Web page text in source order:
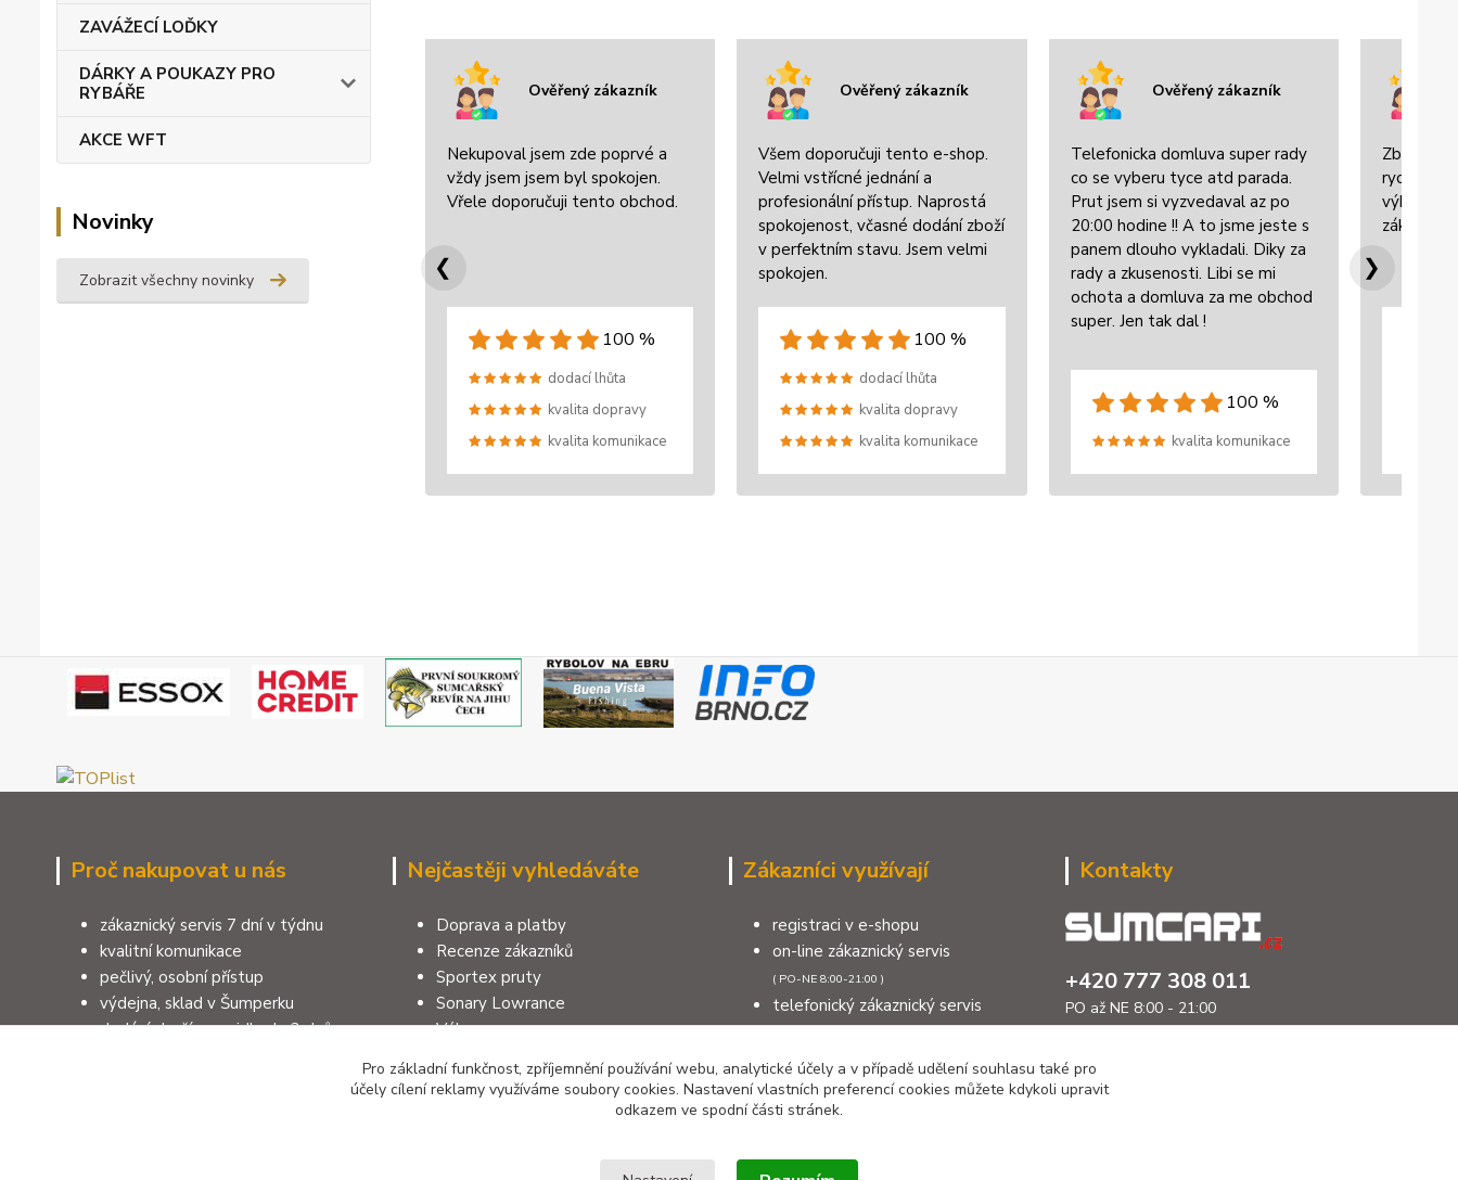
ZAVÁŽECÍ LOĎKY
DÁRKY A POUKAZY PRO
RYBÁŘE
AKCE WFT
Novinky
Zobrazit všechny novinky
Ověřený zákazník
Nekupoval jsem zde poprvé a
vždy jsem jsem byl spokojen.
Vřele doporučuji tento obchod.
100 %
dodací lhůta
kvalita dopravy
kvalita komunikace
Ověřený zákazník
Všem doporučuji tento e-shop.
Velmi vstřícné jednání a
profesionální přístup. Naprostá
spokojenost, včasné dodání zboží
v perfektním stavu. Jsem velmi
spokojen.
100 %
dodací lhůta
kvalita dopravy
kvalita komunikace
Ověřený zákazník
Telefonicka domluva super rady
co se vyberu tyce atd parada.
Prut jsem si vyzvedaval az po
20:00 hodine !! A to jsme jeste s
panem dlouho vykladali. Diky za
rady a zkusenosti. Libi se mi
ochota a domluva za me obchod
super. Jen tak dal !
100 %
kvalita komunikace
Zboží
rychle
výbornou
❮ ❯
Proč nakupovat u nás
zákaznický servis 7 dní v týdnu
kvalitní komunikace
pečlivý, osobní přístup
výdejna, sklad v Šumperku
dodání zboží zpravidla do 3 dnů
Nejčastěji vyhledáváte
Doprava a platby
Recenze zákazníků
Sportex pruty
Sonary Lowrance
Výbava na sumce
Jak vyměnit nebo reklamovat zboží
Zákazníci využívají
registraci v e-shopu
on-line zákaznický servis
( PO-NE 8:00-21:00 )
telefonický zákaznický servis
výdejní místo v Šumperku
kontakty
Kontakty
+420 777 308 011
PO až NE 8:00 - 21:00
Pro základní funkčnost, zpříjemnění používání webu, analytické účely a v případě udělení souhlasu také pro
účely cílení reklamy využíváme soubory cookies. Nastavení vlastních preferencí cookies můžete kdykoli upravit
odkazem ve spodní části stránek.